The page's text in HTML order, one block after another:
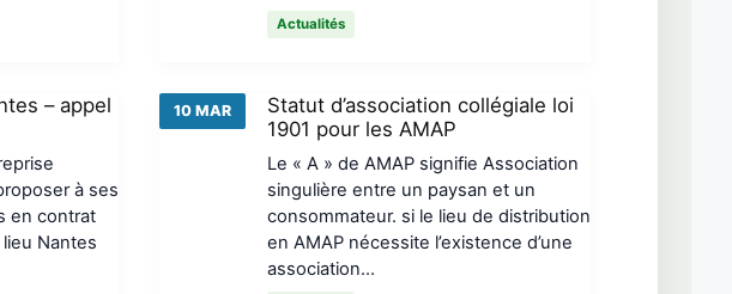
Actualités
– appel
à ses
en contrat
Nantes
10 MAR
Statut d’association collégiale loi
1901 pour les AMAP
Le « A » de AMAP signifie Association
singulière entre un paysan et un
consommateur. si le lieu de distribution
en AMAP nécessite l’existence d’une
association…